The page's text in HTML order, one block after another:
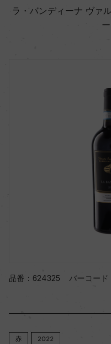
ラ・バンディーナ ヴァ
品番： 624325 バーコード
赤 2022